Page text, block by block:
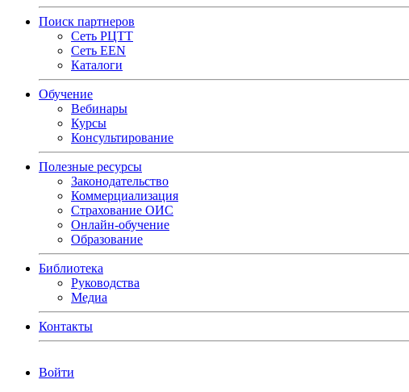
Поиск партнеров
Сеть РЦТТ
Сеть EEN
Каталоги
Обучение
Вебинары
Курсы
Консультирование
Полезные ресурсы
Законодательство
Коммерциализация
Страхование ОИС
Онлайн-обучение
Образование
Библиотека
Руководства
Медиа
Контакты
Войти